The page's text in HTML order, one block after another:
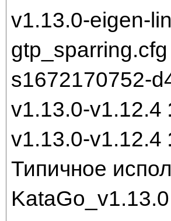
v1.13.0-eigen-
s1672170752-
v1.13.0-v1.12.4
v1.13.0-v1.12.4
Типичное